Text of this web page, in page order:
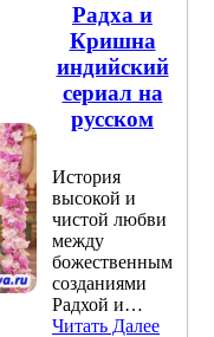
Радха и
Кришна
индийский
сериал на
русском
История
высокой и
чистой любви
между
божественным
созданиями
Радхой и…
Читать Далее